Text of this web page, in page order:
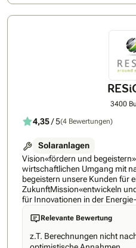
3400
4,35/ 5(4 Bewertungen)
Solaranlagen
Vision«fördern und
wirtschaftlichen Umgang mit
begeistern unsere Kunden für
ZukunftMission«entwickeln
für Innovationen in der
setzen diese mit hoher
Planung, Ausführung und
Ressourcen+ Innovationen+
Relevante Bewertung
z.T. Berechnungen nicht